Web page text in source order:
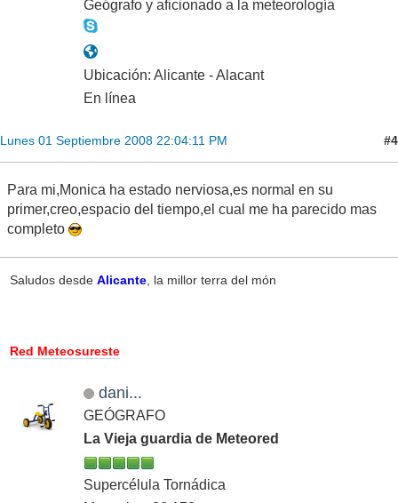
Geógrafo y aficionado a la meteorología
Ubicación: Alicante - Alacant
En línea
Lunes 01 Septiembre 2008 22:04:11 PM #4
Para mi,Monica ha estado nerviosa,es normal en su
primer,creo,espacio del tiempo,el cual me ha parecido mas
completo
Saludos desde Alicante, la millor terra del món
Red Meteosureste
dani...
GEÓGRAFO
La Vieja guardia de Meteored
Supercélula Tornádica